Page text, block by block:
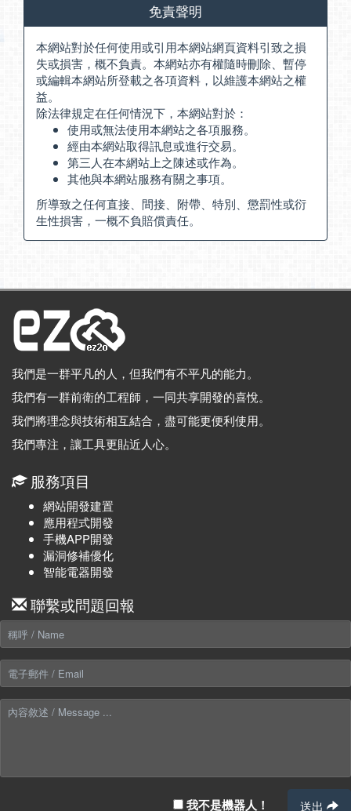
免責聲明
本網站對於任何使用或引用本網站網頁資料引致之損
失或損害，概不負責。本網站亦有權隨時刪除、暫停
或編輯本網站所登載之各項資料，以維護本網站之權
益。
除法律規定在任何情況下，本網站對於：
使用或無法使用本網站之各項服務。
經由本網站取得訊息或進行交易。
第三人在本網站上之陳述或作為。
其他與本網站服務有關之事項。
所導致之任何直接、間接、附帶、特別、懲罰性或衍
生性損害，一概不負賠償責任。
我們是一群平凡的人，但我們有不平凡的能力。
我們有一群前衛的工程師，一同共享開發的喜悅。
我們將理念與技術相互結合，盡可能更便利使用。
我們專注，讓工具更貼近人心。
服務項目
網站開發建置
應用程式開發
手機APP開發
漏洞修補優化
智能電器開發
聯繫或問題回報
我不是機器人！ 送出